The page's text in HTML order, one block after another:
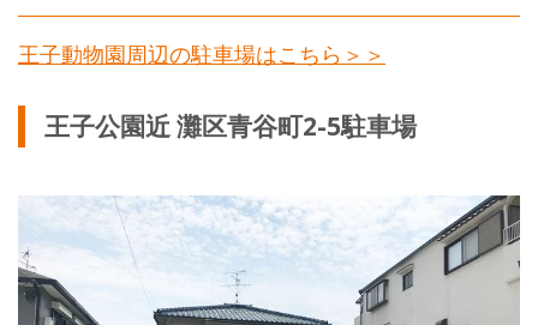
王子動物園周辺の駐車場はこちら＞＞
王子公園近 灘区青谷町2-5駐車場